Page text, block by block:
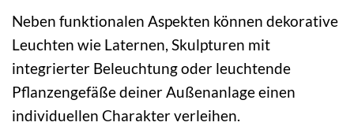
Neben funktionalen Aspekten können dekorative
Leuchten wie Laternen, Skulpturen mit
integrierter Beleuchtung oder leuchtende
Pflanzengefäße deiner Außenanlage einen
individuellen Charakter verleihen.